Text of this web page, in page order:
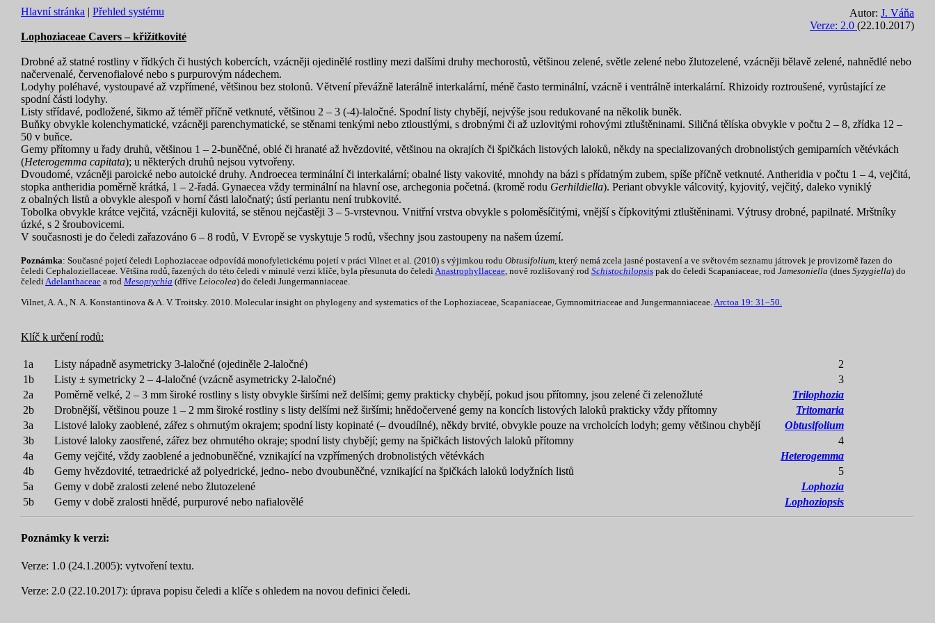
Hlavní stránka | Přehled systému Autor: J. Váňa
Verze: 2.0 (22.10.2017)
Lophoziaceae Cavers – křižítkovité
Drobné až statné rostliny v řídkých či hustých kobercích, vzácněji ojedinělé rostliny mezi dalšími druhy mechorostů, většinou zelené, světle zelené nebo žlutozelené, vzácněji bělavě zelené, nahnědlé nebo
načervenalé, červenofialové nebo s purpurovým nádechem.
Lodyhy poléhavé, vystoupavé až vzpřímené, většinou bez stolonů. Větvení převážně laterálně interkalární, méně často terminální, vzácně i ventrálně interkalární. Rhizoidy roztroušené, vyrůstající ze
spodní části lodyhy.
Listy střídavé, podložené, šikmo až téměř příčně vetknuté, většinou 2 – 3 (-4)-laločné. Spodní listy chybějí, nejvýše jsou redukované na několik buněk.
Buňky obvykle kolenchymatické, vzácněji parenchymatické, se stěnami tenkými nebo ztloustlými, s drobnými či až uzlovitými rohovými ztluštěninami. Siličná tělíska obvykle v počtu 2 – 8, zřídka 12 –
50 v buňce.
Gemy přítomny u řady druhů, většinou 1 – 2-buněčné, oblé či hranaté až hvězdovité, většinou na okrajích či špičkách listových laloků, někdy na specializovaných drobnolistých gemiparních větévkách
(Heterogemma capitata); u některých druhů nejsou vytvořeny.
Dvoudomé, vzácněji paroické nebo autoické druhy. Androecea terminální či interkalární; obalné listy vakovité, mnohdy na bázi s přídatným zubem, spíše příčně vetknuté. Antheridia v počtu 1 – 4, vejčitá,
stopka antheridia poměrně krátká, 1 – 2-řadá. Gynaecea vždy terminální na hlavní ose, archegonia početná. (kromě rodu Gerhildiella). Periant obvykle válcovitý, kyjovitý, vejčitý, daleko vyniklý
z obalných listů a obvykle alespoň v horní části laločnatý; ústí periantu není trubkovité.
Tobolka obvykle krátce vejčitá, vzácněji kulovitá, se stěnou nejčastěji 3 – 5-vrstevnou. Vnitřní vrstva obvykle s poloměsíčitými, vnější s čípkovitými ztluštěninami. Výtrusy drobné, papilnaté. Mrštníky
úzké, s 2 šroubovicemi.
V současnosti je do čeledi zařazováno 6 – 8 rodů, V Evropě se vyskytuje 5 rodů, všechny jsou zastoupeny na našem území.
Poznámka: Současné pojetí čeledi Lophoziaceae odpovídá monofyletickému pojetí v práci Vilnet et al. (2010) s výjimkou rodu Obtusifolium, který nemá zcela jasné postavení a ve světovém seznamu játrovek je provizorně řazen do
čeledi Cephaloziellaceae. Většina rodů, řazených do této čeledi v minulé verzi klíče, byla přesunuta do čelediAnastrophyllaceae, nově rozlišovaný rod Schistochilopsis pak do čeledi Scapaniaceae, rod Jamesoniella (dnes Syzygiella) do
čelediAdelanthaceae a rod Mesoptychia (dříve Leiocolea) do čeledi Jungermanniaceae.
Vilnet, A. A., N. A. Konstantinova & A. V. Troitsky. 2010. Molecular insight on phylogeny and systematics of the Lophoziaceae, Scapaniaceae, Gymnomitriaceae and Jungermanniaceae.Arctoa 19: 31–50.
Klíč k určení rodů:
1a Listy nápadně asymetricky 3-laločné (ojediněle 2-laločné)
2
1b
Listy ± symetricky 2 – 4-laločné (vzácně asymetricky 2-laločné)
3
2a
Poměrně velké, 2 – 3 mm široké rostliny s listy obvykle širšími než delšími; gemy prakticky chybějí, pokud jsou přítomny, jsou zelené či zelenožluté
Trilophozia
2b
Drobnější, většinou pouze 1 – 2 mm široké rostliny s listy delšími než širšími; hnědočervené gemy na koncích listových laloků prakticky vždy přítomny
Tritomaria
3a
Listové laloky zaoblené, zářez s ohrnutým okrajem; spodní listy kopinaté (– dvoudílné), někdy brvité, obvykle pouze na vrcholcích lodyh; gemy většinou chybějí
Obtusifolium
3b
Listové laloky zaostřené, zářez bez ohrnutého okraje; spodní listy chybějí; gemy na špičkách listových laloků přítomny
4
4a
Gemy vejčité, vždy zaoblené a jednobuněčné, vznikající na vzpřímených drobnolistých větévkách
Heterogemma
4b
Gemy hvězdovité, tetraedrické až polyedrické, jedno- nebo dvoubuněčné, vznikající na špičkách laloků lodyžních listů
5
5a
Gemy v době zralosti zelené nebo žlutozelené
Lophozia
5b
Gemy v době zralosti hnědé, purpurové nebo nafialovělé Lophoziopsis
Poznámky k verzi:
Verze: 1.0 (24.1.2005): vytvoření textu.
Verze: 2.0 (22.10.2017): úprava popisu čeledi a klíče s ohledem na novou definici čeledi.